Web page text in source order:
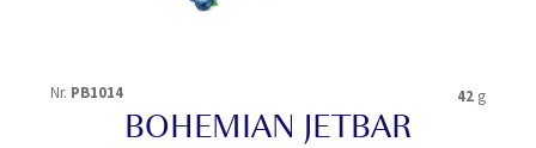
Nr. PB1014 42 g
BOHEMIAN JETBAR